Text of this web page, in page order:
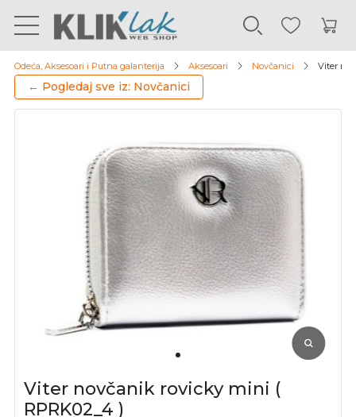
Odeća, Aksesoari i Putna galanterija Aksesoari Novčanici Viter
← Pogledaj sve iz: Novčanici
Viter novčanik rovicky mini (
RPRK02_4 )